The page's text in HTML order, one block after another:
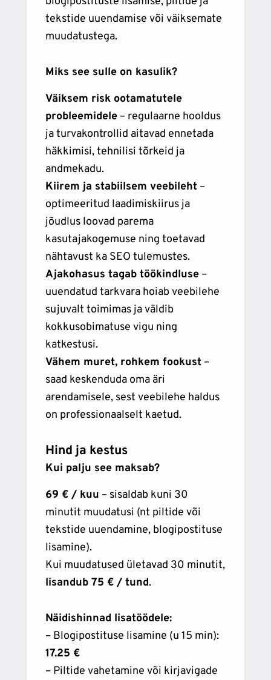
tekstide uuendamise või väiksemate
muudatustega.
Miks see sulle on kasulik?
Väiksem risk ootamatutele
probleemidele – regulaarne hooldus
ja turvakontrollid aitavad ennetada
häkkimisi, tehnilisi tõrkeid ja
andmekadu.
Kiirem ja stabiilsem veebileht –
optimeeritud laadimiskiirus ja
jõudlus loovad parema
kasutajakogemuse ning toetavad
nähtavust ka SEO tulemustes.
Ajakohasus tagab töökindluse –
uuendatud tarkvara hoiab veebilehe
sujuvalt toimimas ja väldib
kokkusobimatuse vigu ning
katkestusi.
Vähem muret, rohkem fookust –
saad keskenduda oma äri
arendamisele, sest veebilehe haldus
on professionaalselt kaetud.
Hind ja kestus
Kui palju see maksab?
69 € / kuu – sisaldab kuni 30
minutit muudatusi (nt piltide või
tekstide uuendamine, blogipostituse
lisamine).
Kui muudatused ületavad 30 minutit,
lisandub 75 € / tund.
Näidishinnad lisatöödele:
– Blogipostituse lisamine (u 15 min):
17.25 €
– Piltide vahetamine või kirjavigade